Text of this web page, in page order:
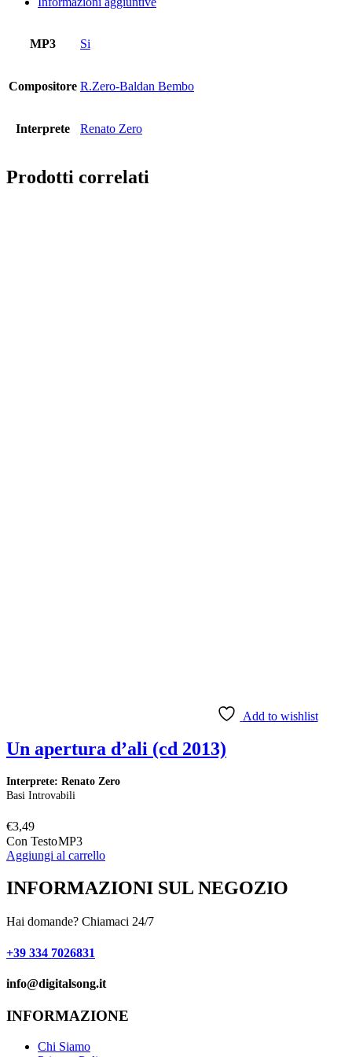
MP3 Si
Compositore R.Zero-Baldan Bembo
Interprete Renato Zero
Prodotti correlati
Add to wishlist
Un apertura d’ali (cd 2013)
Interprete: Renato Zero
Basi Introvabili
€3,49
Con TestoMP3
Aggiungi al carrello
INFORMAZIONI SUL NEGOZIO
Hai domande? Chiamaci 24/7
+39 334 7026831
info@digitalsong.it​
INFORMAZIONE
Chi Siamo